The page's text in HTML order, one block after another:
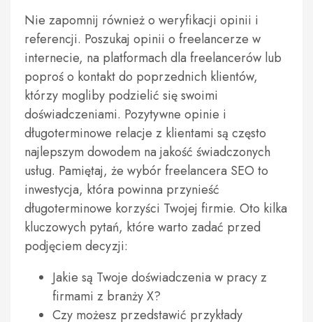
Nie zapomnij również o weryfikacji opinii i
referencji. Poszukaj opinii o freelancerze w
internecie, na platformach dla freelancerów lub
poproś o kontakt do poprzednich klientów,
którzy mogliby podzielić się swoimi
doświadczeniami. Pozytywne opinie i
długoterminowe relacje z klientami są często
najlepszym dowodem na jakość świadczonych
usług. Pamiętaj, że wybór freelancera SEO to
inwestycja, która powinna przynieść
długoterminowe korzyści Twojej firmie. Oto kilka
kluczowych pytań, które warto zadać przed
podjęciem decyzji:
Jakie są Twoje doświadczenia w pracy z
firmami z branży X?
Czy możesz przedstawić przykłady